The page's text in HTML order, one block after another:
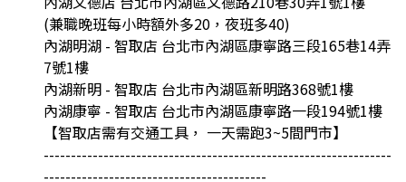
(兼職晚班每小時額外多20，夜班多40)
內湖明湖 - 智取店 台北市內湖區康寧路三段165巷14弄
7號1樓
內湖新明 - 智取店 台北市內湖區新明路368號1樓
內湖康寧 - 智取店 台北市內湖區康寧路一段194號1樓
【智取店需有交通工具， 一天需跑3~5間門市】
----------------------------------------------------------------
-----------------------------------------